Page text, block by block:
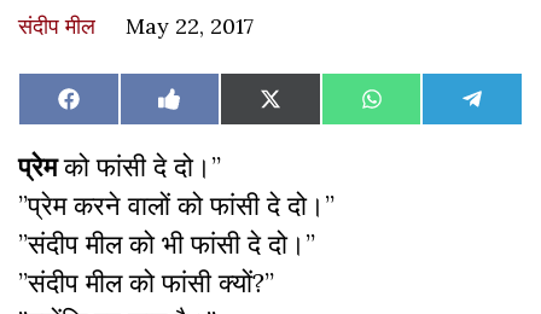
संदीप मील May 22, 2017
Share
on
Facebook Share
on
Like
on
Facebook
Share
on
X
(Twitter)
Share
on
WhatsAppShare
on
प्रेमको फांसी दे दो।”
”प्रेम करने वालों को फांसी दे दो।”
”संदीप मील को भी फांसी दे दो।”
”संदीप मील को फांसी क्यों?”